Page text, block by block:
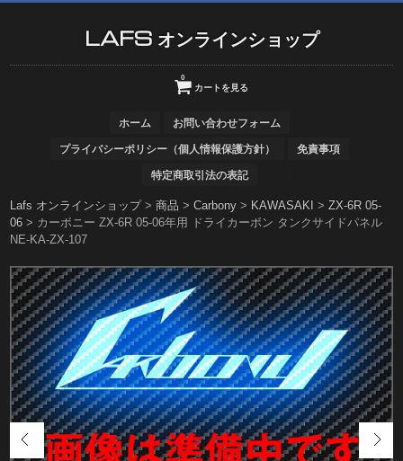
LAFS オンラインショップ
カートを見る
0
ホーム お問い合わせフォーム
プライバシーポリシー（個人情報保護方針） 免責事項
特定商取引法の表記
Lafs オンラインショップ>商品 >Carbony > KAWASAKI >ZX-6R 05-
06 > カーボニー ZX-6R 05-06年用 ドライカーボン タンクサイドパネル
NE-KA-ZX-107